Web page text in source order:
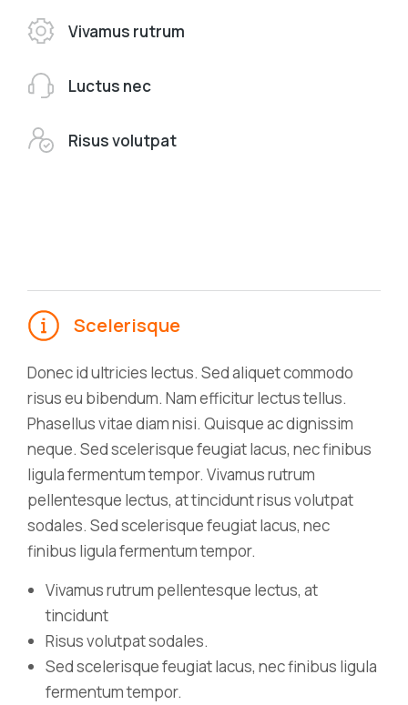
Vivamus rutrum
Luctus nec
Risus volutpat
Scelerisque
Donec id ultricies lectus. Sed aliquet commodo
risus eu bibendum. Nam efficitur lectus tellus.
Phasellus vitae diam nisi. Quisque ac dignissim
neque. Sed scelerisque feugiat lacus, nec finibus
ligula fermentum tempor. Vivamus rutrum
pellentesque lectus, at tincidunt risus volutpat
sodales. Sed scelerisque feugiat lacus, nec
finibus ligula fermentum tempor.
Vivamus rutrum pellentesque lectus, at
tincidunt
Risus volutpat sodales.
Sed scelerisque feugiat lacus, nec finibus ligula
fermentum tempor.